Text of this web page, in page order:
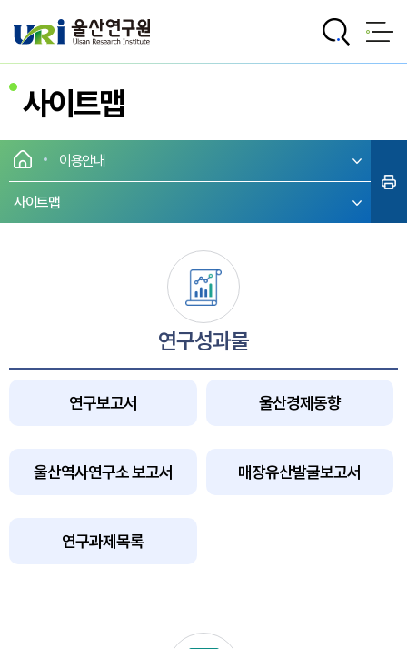
사이트맵
이용안내
사이트맵
연구성과물
연구보고서 울산경제동향
울산역사연구소 보고서 매장유산발굴보고서
연구과제목록